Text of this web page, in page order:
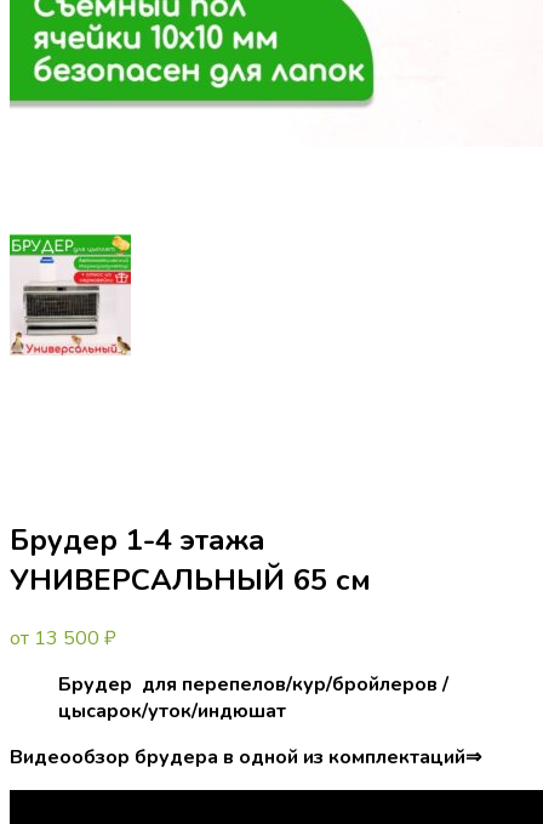
Брудер 1-4 этажа
УНИВЕРСАЛЬНЫЙ 65 см
от 13 500 ₽
Брудер для перепелов/кур/бройлеров /
цысарок/уток/индюшат
Видеообзор брудера в одной из комплектаций⇒